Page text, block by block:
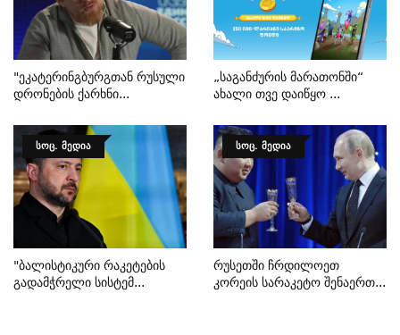
"ეკატერინგბურგთან Რუსული
Დრონების Ქარხნი...
„საგანძურის Მარათონში“
Ახალი Თვე Დაიწყო ...
ᲡᲝᲪ. ᲛᲔᲓᲘᲐ
"ბალისტიკური Რაკეტების
Გადამჭრელი Სისტემ...
ᲡᲝᲪ. ᲛᲔᲓᲘᲐ
Რუსეთში Ჩრდილოეთ
Კორეის Სარაკეტო Შენაერთ...